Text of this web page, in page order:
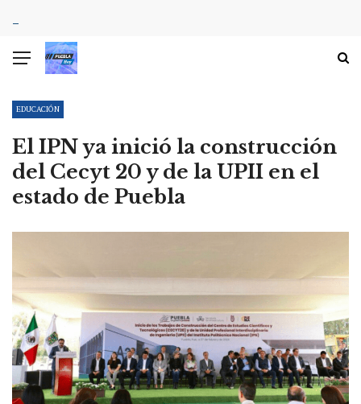
EDUCACIÓN
El IPN ya inició la construcción
del Cecyt 20 y de la UPII en el
estado de Puebla